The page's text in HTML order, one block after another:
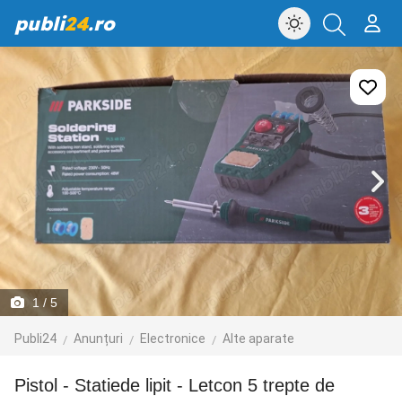
publi24.ro
1 / 5
Publi24 Anunțuri Electronice Alte aparate
Pistol - Statiede lipit - Letcon 5 trepte de